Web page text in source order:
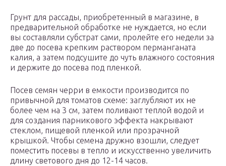
Грунт для рассады, приобретенный в магазине, в
предварительной обработке не нуждается, но если
вы составляли субстрат сами, пролейте его недели за
две до посева крепким раствором перманганата
калия, а затем подсушите до чуть влажного состояния
и держите до посева под пленкой.
Посев семян черри в емкости производится по
привычной для томатов схеме: заглубляют их не
более чем на 3 см, затем поливают теплой водой и
для создания парникового эффекта накрывают
стеклом, пищевой пленкой или прозрачной
крышкой. Чтобы семена дружно взошли, следует
поместить посевы в тепло и искусственно увеличить
длину светового дня до 12-14 часов.